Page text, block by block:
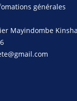
générales
Mayindombe